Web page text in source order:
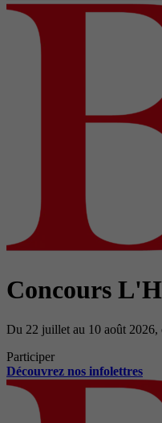
Concours
Du 22 juillet au 10 août 2026,
Participer
Découvrez nos infolettres